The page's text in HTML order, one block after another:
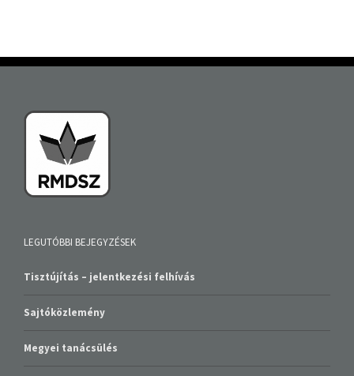
LEGUTÓBBI BEJEGYZÉSEK
Tisztújítás – jelentkezési felhívás
Sajtóközlemény
Megyei tanácsülés